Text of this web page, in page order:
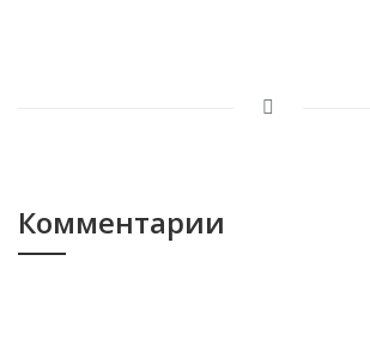
Комментарии